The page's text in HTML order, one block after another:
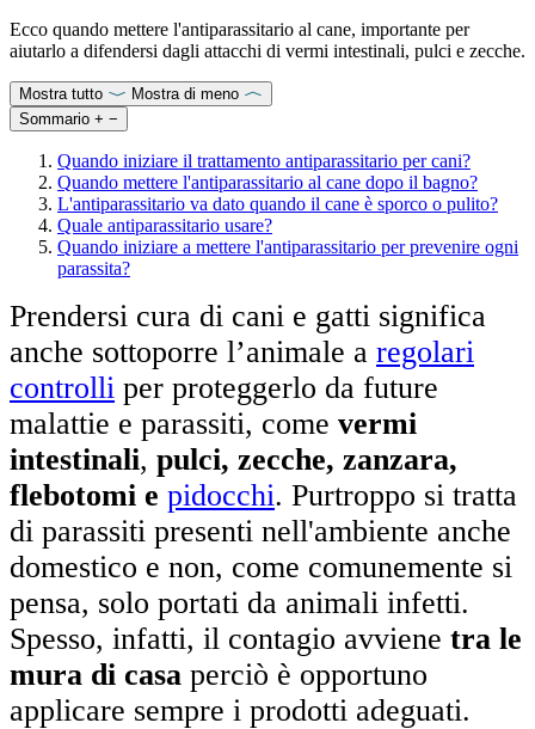
Ecco quando mettere l'antiparassitario al cane, importante per
aiutarlo a difendersi dagli attacchi di vermi intestinali, pulci e zecche.
Mostra tutto
Mostra di meno
Sommario + −
Quando iniziare il trattamento antiparassitario per cani?
Quando mettere l'antiparassitario al cane dopo il bagno?
L'antiparassitario va dato quando il cane è sporco o pulito?
Quale antiparassitario usare?
Quando iniziare a mettere l'antiparassitario per prevenire ogni
parassita?
Prendersi cura di cani e gatti significa
anche sottoporre l’animale a regolari
controlli per proteggerlo da future
malattie e parassiti, come vermi
intestinali, pulci, zecche, zanzara,
flebotomi e pidocchi. Purtroppo si tratta
di parassiti presenti nell'ambiente anche
domestico e non, come comunemente si
pensa, solo portati da animali infetti.
Spesso, infatti, il contagio avviene tra le
mura di casa perciò è opportuno
applicare sempre i prodotti adeguati.